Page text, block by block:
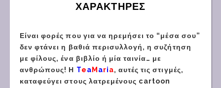
ΧΑΡΑΚΤΗΡΕΣ
Είναι φορές που για να ηρεμήσει το “μέσα σου”
δεν φτάνει η βαθιά περισυλλογή, η συζήτηση
με φίλους, ένα βιβλίο ή μία ταινία… με
ανθρώπους! Η Tea M aria, αυτές τις στιγμές,
καταφεύγει στους λατρεμένους cartoon